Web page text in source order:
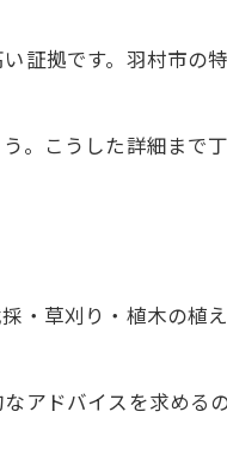
証拠です。羽村市の
。こうした詳細まで
・草刈り・植木の植
アドバイスを求める